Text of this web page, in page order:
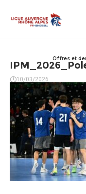
Offres et
10/03/2026